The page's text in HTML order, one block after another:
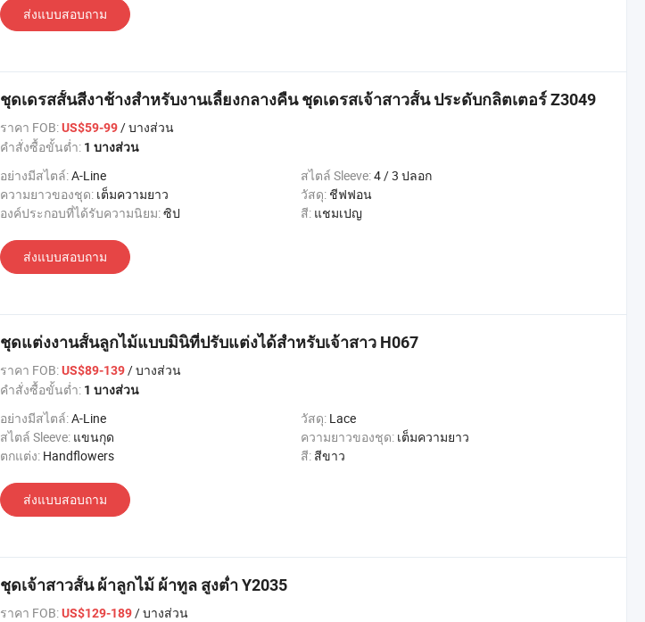
ส่งแบบสอบถาม
ชุดเดรสสั้นสีงาช้างสำหรับงานเลี้ยงกลางคืน ชุดเดรสเจ้าสาวสั้น ประดับกลิตเตอร์ Z3049
ราคา FOB:US$59-99/ บางส่วน
คำสั่งซื้อขั้นต่ำ: 1 บางส่วน
อย่างมีสไตล์:A-Line สไตล์ Sleeve:4 / 3 ปลอก
ความยาวของชุด: เต็มความยาว วัสดุ: ชีฟฟอน
องค์ประกอบที่ได้รับความนิยม:ซิป สี: แชมเปญ
ส่งแบบสอบถาม
ชุดแต่งงานสั้นลูกไม้แบบมินิที่ปรับแต่งได้สำหรับเจ้าสาว H067
ราคา FOB:US$89-139/ บางส่วน
คำสั่งซื้อขั้นต่ำ: 1 บางส่วน
อย่างมีสไตล์:A-Line วัสดุ: Lace
สไตล์ Sleeve: แขนกุด ความยาวของชุด: เต็มความยาว
ตกแต่ง: Handflowers สี: สีขาว
ส่งแบบสอบถาม
ชุดเจ้าสาวสั้น ผ้าลูกไม้ ผ้าทูล สูงต่ำ Y2035
ราคา FOB:US$129-189/ บางส่วน